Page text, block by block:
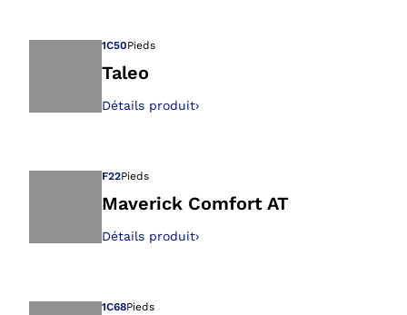
1C50Pieds
Taleo
Détails produit›
F22Pieds
Maverick Comfort AT
Détails produit›
1C68Pieds